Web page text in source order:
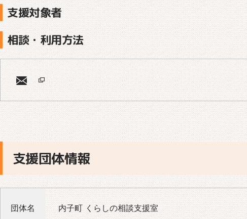
支援対象者
相談・利用方法
支援団体情報
団体名 内子町 くらしの相談支援室